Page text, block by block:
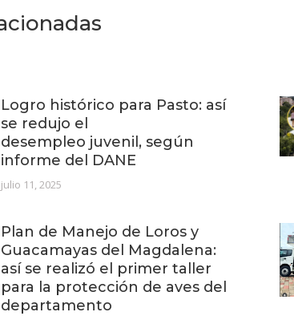
Logro histórico para Pasto: así
se redujo el
desempleo juvenil, según
informe del DANE
julio 11, 2025
Plan de Manejo de Loros y
Guacamayas del Magdalena:
así se realizó el primer taller
para la protección de aves del
departamento